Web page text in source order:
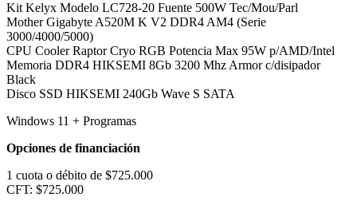
Kit Kelyx Modelo LC728-20 Fuente 500W Tec/Mou/Parl
Mother Gigabyte A520M K V2 DDR4 AM4 (Serie
3000/4000/5000)
CPU Cooler Raptor Cryo RGB Potencia Max 95W p/AMD/Intel
Memoria DDR4 HIKSEMI 8Gb 3200 Mhz Armor c/disipador
Black
Disco SSD HIKSEMI 240Gb Wave S SATA
Windows 11 + Programas
Opciones de financiación
1 cuota o débito de $725.000
CFT: $725.000